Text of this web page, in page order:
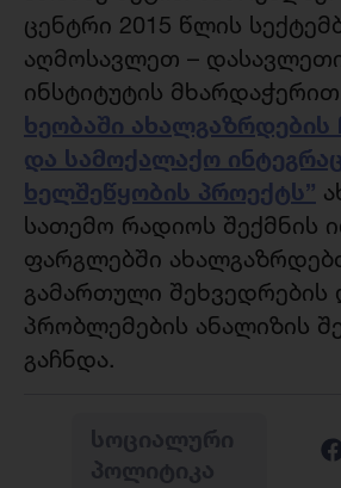
ცენტრი 2015 წლის
აღმოსავლეთ –
ინსტიტუტის
ხეობაში
და სამოქალაქო
ხელშეწყობის პროექტს”
სათემო რადიოს შექმნის
ფარგლებში
გამართული შეხვედრების
პრობლემების ანალიზის
გაჩნდა.